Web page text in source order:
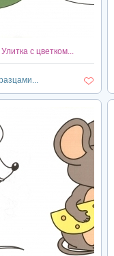
Улитка с цветком...